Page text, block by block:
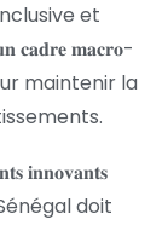
et
𝐦𝐚𝐜𝐫𝐨-
maintenir la
𝐢𝐧𝐧𝐨𝐯𝐚𝐧𝐭𝐬
doit